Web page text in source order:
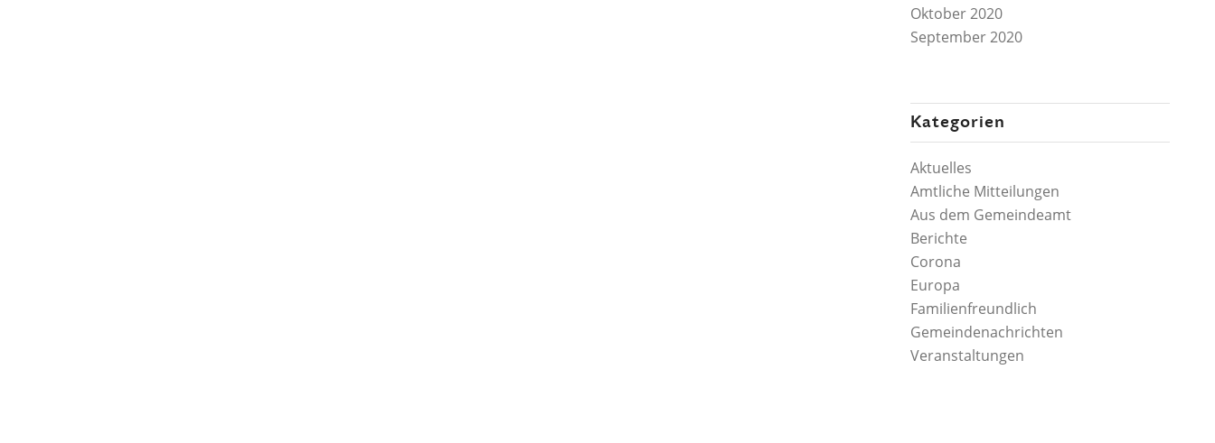
Oktober 2020
September 2020
Kategorien
Aktuelles
Amtliche Mitteilungen
Aus dem Gemeindeamt
Berichte
Corona
Europa
Familienfreundlich
Gemeindenachrichten
Veranstaltungen